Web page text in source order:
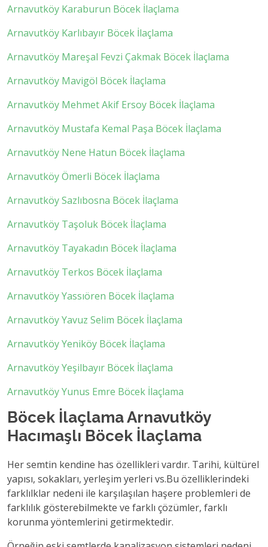
Arnavutköy Karaburun Böcek İlaçlama
Arnavutköy Karlıbayır Böcek İlaçlama
Arnavutköy Mareşal Fevzi Çakmak Böcek İlaçlama
Arnavutköy Mavigöl Böcek İlaçlama
Arnavutköy Mehmet Akif Ersoy Böcek İlaçlama
Arnavutköy Mustafa Kemal Paşa Böcek İlaçlama
Arnavutköy Nene Hatun Böcek İlaçlama
Arnavutköy Ömerli Böcek İlaçlama
Arnavutköy Sazlıbosna Böcek İlaçlama
Arnavutköy Taşoluk Böcek İlaçlama
Arnavutköy Tayakadın Böcek İlaçlama
Arnavutköy Terkos Böcek İlaçlama
Arnavutköy Yassıören Böcek İlaçlama
Arnavutköy Yavuz Selim Böcek İlaçlama
Arnavutköy Yeniköy Böcek İlaçlama
Arnavutköy Yeşilbayır Böcek İlaçlama
Arnavutköy Yunus Emre Böcek İlaçlama
Böcek İlaçlama Arnavutköy
Hacımaşlı Böcek İlaçlama
Her semtin kendine has özellikleri vardır. Tarihi, kültürel
yapısı, sokakları, yerleşim yerleri vs.Bu özelliklerindeki
farklılklar nedeni ile karşılaşılan haşere problemleri de
farklılık gösterebilmekte ve farklı çözümler, farklı
korunma yöntemlerini getirmektedir.